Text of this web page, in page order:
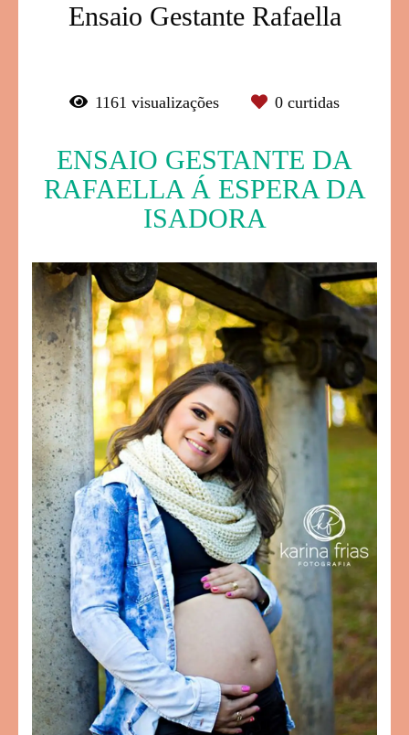
Ensaio Gestante Rafaella
1161 visualizações 0 curtidas
ENSAIO GESTANTE DA
RAFAELLA Á ESPERA DA
ISADORA